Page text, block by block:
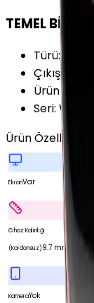
TEMEL
Türü:
Çıkış Yılı
Ürün Ailesi
Seri:
Ürün Özellikleri
EkranVar
Cihaz Kalınlığı
(Kordonsuz)9.7 mm
KameraYok